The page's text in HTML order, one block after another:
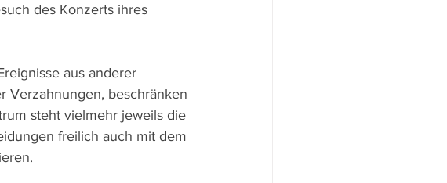
des Konzerts ihres
aus anderer
Verzahnungen, beschränken
steht vielmehr jeweils die
freilich auch mit dem